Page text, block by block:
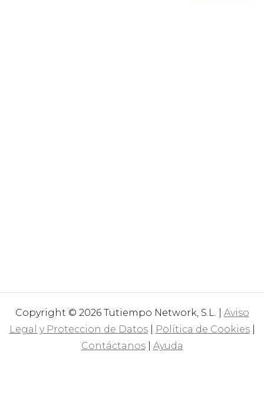
Copyright © 2026 Tutiempo Network, S.L. | Aviso
Legal y Proteccion de Datos| Política de Cookies|
Contáctanos| Ayuda